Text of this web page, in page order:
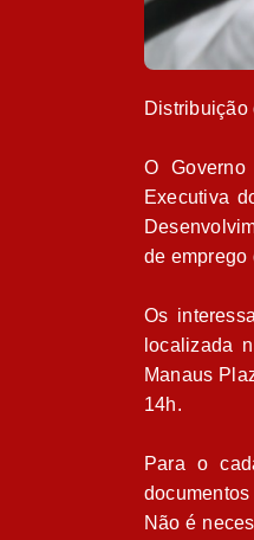
Distribuição
O
Executiva
de emprego
Os
localizada
Manaus
14h.
Para o
Não é